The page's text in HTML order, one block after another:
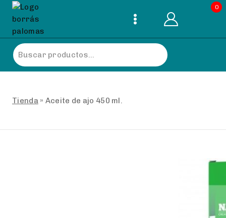
Skip
content
0
Buscar
por:
Tienda » Aceite de ajo 450 ml.